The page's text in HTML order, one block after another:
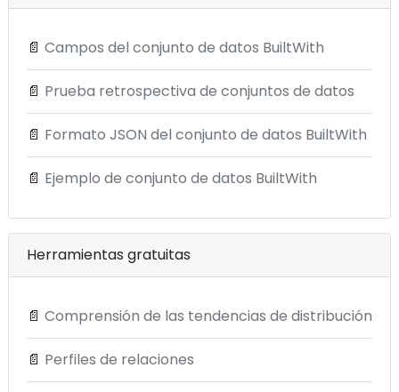
📄 Campos del conjunto de datos BuiltWith
📄 Prueba retrospectiva de conjuntos de datos
📄 Formato JSON del conjunto de datos BuiltWith
📄 Ejemplo de conjunto de datos BuiltWith
Herramientas gratuitas
📄 Comprensión de las tendencias de distribución
📄 Perfiles de relaciones